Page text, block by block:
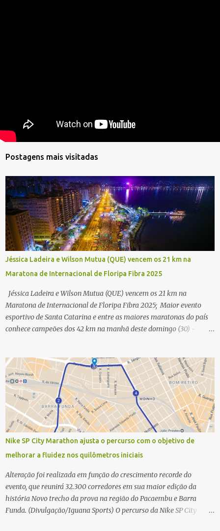
Postagens mais visitadas
Jéssica Ladeira e Wilson Mutua (QUE) vencem os 21 km na
Maratona de Internacional de Floripa Fibra 2025
Jéssica Ladeira e Wilson Mutua (QUE) vencem os 21 km na
Maratona de Internacional de Floripa Fibra 2025; Maior evento
esportivo de Santa Catarina e entre as maiores maratonas do país
conhece campeões dos 42 km na manhã deste domingo (30) -
Floripa Fibra 2025. Na manhã deste sábado (30) foram conhecidos
os campeões dos 21 km do maior evento esportivo de Santa
Catarina. A mineira Jessica Ladeira e o queniano Wilson Mutua
foram os vencedores da meia maratona, ambos com a quebra de
recorde da prova. Neste domingo (31) será a vez da prova principal,
os 42,195 km da maratona, além da corrida de 5 KM. As largadas,
na Avenida Beira-Mar Norte, em Florianópolis, na altura do
Trapiche, começam às 5h10. Entre as maiores maratonas
brasileiras deste ano, a Maratona Internacional de Floripa Fibra
2025 reúne um total de 19.230 atletas. Além da meia marat...
Nike SP City Marathon ajusta o percurso com o objetivo de
melhorar a fluidez nos quilômetros iniciais
Alteração foi realizada em função do crescimento recorde do
evento, que reunirá 32.300 corredores em sua maior edição da
história Novo trecho da prova na região do Pacaembu e Barra
Funda. (Divulgação/Iguana Sports) O percurso da Nike SP City